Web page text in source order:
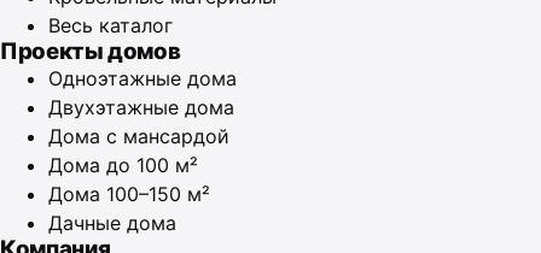
Весь каталог
Проекты домов
Одноэтажные дома
Двухэтажные дома
Дома с мансардой
Дома до 100 м²
Дома 100–150 м²
Дачные дома